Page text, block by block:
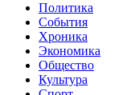
Политика
События
Хроника
Экономика
Общество
Культура